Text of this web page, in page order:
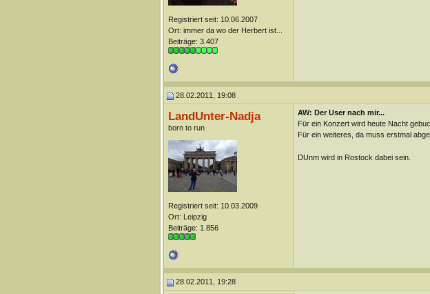
Registriert seit: 10.06.2007
Ort: immer da wo der Herbert ist...
Beiträge: 3.407
28.02.2011, 19:08
LandUnter-Nadja
born to run
Registriert seit: 10.03.2009
Ort: Leipzig
Beiträge: 1.856
AW: Der User nach mir...
Für ein Konzert wird heute Nacht
Für ein weiteres, da muss erstmal
DUnm wird in Rostock dabei sein.
28.02.2011, 19:28